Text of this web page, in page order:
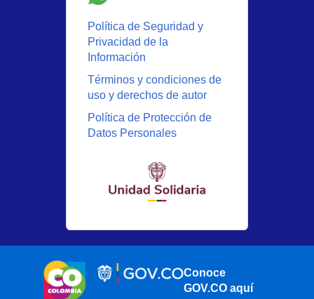
Política de Seguridad y
Privacidad de la
Información
Términos y condiciones de
uso y derechos de autor
Política de Protección de
Datos Personales
Conoce
GOV.CO aquí